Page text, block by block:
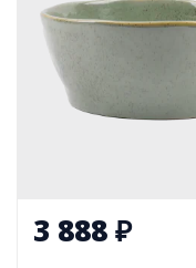
3 888₽